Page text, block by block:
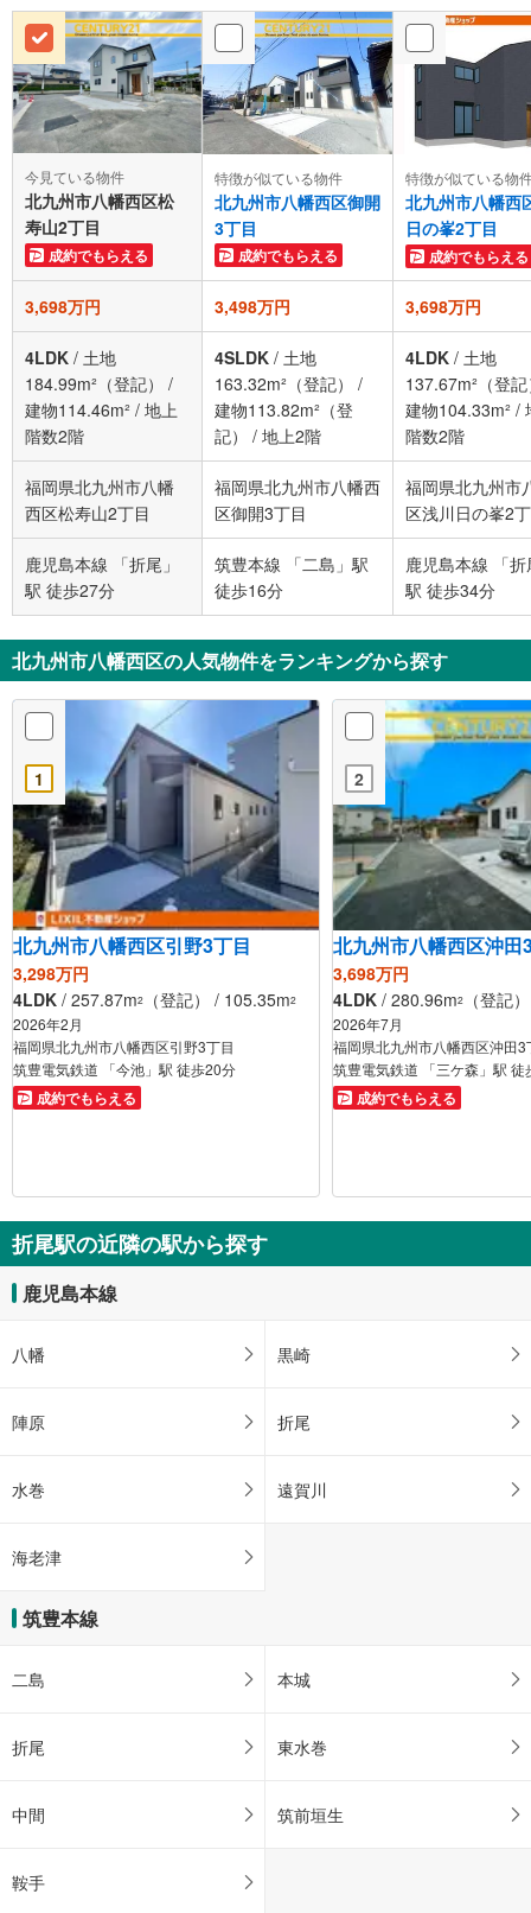
今見ている物件
北九州市八幡西区松
寿山2丁目
成約でもらえる
特徴が似ている物件
北九州市八幡西区御開
3丁目
成約でもらえる
特徴が似ている物
北九州市八幡西
日の峯2丁目
成約でもらえる
3,698万円 3,498万円 3,698万円
4LDK / 土地
184.99m²（登記）
/
建物114.46m² / 地上
階数2階
4SLDK / 土地
163.32m²（登記）
/
建物113.82m²（登
記）
/ 地上2階
4LDK / 土地
137.67m²（登
建物104.33m² /
階数2階
福岡県北九州市八幡
西区松寿山2丁目
福岡県北九州市八幡西
区御開3丁目
福岡県北九州市
区浅川日の峯2
鹿児島本線 「折尾」
駅 徒歩27分
筑豊本線 「二島」駅
徒歩16分
鹿児島本線 「折
駅 徒歩34分
北九州市八幡西区の人気物件をランキングから探す
1
北九州市八幡西区引野3丁目
3,298万円
4LDK / 257.87m2 （登記） / 105.35m2
2026年2月
福岡県北九州市八幡西区引野3丁目
筑豊電気鉄道 「今池」駅 徒歩20分
成約でもらえる
2
北九州市八幡西区沖田
3,698万円
4LDK / 280.96m2 （登記
2026年7月
福岡県北九州市八幡西区沖田3
筑豊電気鉄道 「三ケ森」駅 徒
成約でもらえる
折尾駅の近隣の駅から探す
鹿児島本線
八幡 黒崎
陣原 折尾
水巻 遠賀川
海老津
筑豊本線
二島 本城
折尾 東水巻
中間 筑前垣生
鞍手